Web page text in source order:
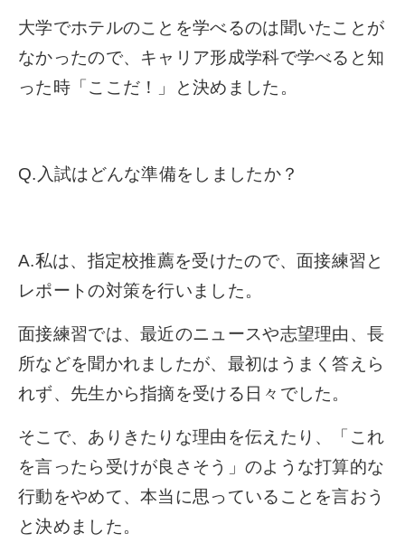
大学でホテルのことを学べるのは聞いたことが
なかったので、キャリア形成学科で学べると知
った時「ここだ！」と決めました。
Q.入試はどんな準備をしましたか？
A.私は、指定校推薦を受けたので、面接練習と
レポートの対策を行いました。
面接練習では、最近のニュースや志望理由、長
所などを聞かれましたが、最初はうまく答えら
れず、先生から指摘を受ける日々でした。
そこで、ありきたりな理由を伝えたり、「これ
を言ったら受けが良さそう」のような打算的な
行動をやめて、本当に思っていることを言おう
と決めました。